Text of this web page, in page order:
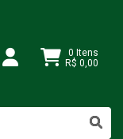
0 Itens
R$ 0,00